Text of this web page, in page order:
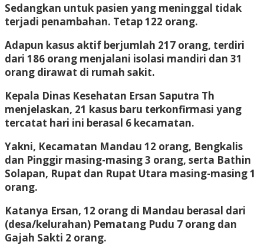
Sedangkan untuk pasien yang meninggal tidak
terjadi penambahan. Tetap 122 orang.
Adapun kasus aktif berjumlah 217 orang, terdiri
dari 186 orang menjalani isolasi mandiri dan 31
orang dirawat di rumah sakit.
Kepala Dinas Kesehatan Ersan Saputra Th
menjelaskan, 21 kasus baru terkonfirmasi yang
tercatat hari ini berasal 6 kecamatan.
Yakni, Kecamatan Mandau 12 orang, Bengkalis
dan Pinggir masing-masing 3 orang, serta Bathin
Solapan, Rupat dan Rupat Utara masing-masing 1
orang.
Katanya Ersan, 12 orang di Mandau berasal dari
(desa/kelurahan) Pematang Pudu 7 orang dan
Gajah Sakti 2 orang.